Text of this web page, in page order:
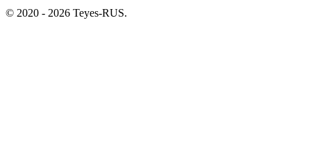
© 2020 - 2026 Teyes-RUS.